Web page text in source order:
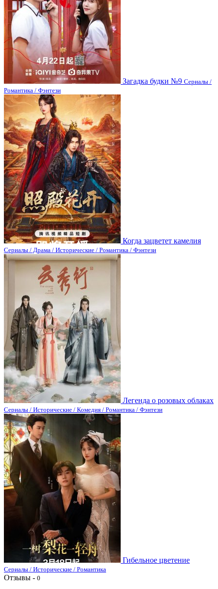
Загадка будки №9 Сериалы /
Романтика / Фэнтези
Когда зацветет камелия
Сериалы / Драма / Исторические / Романтика / Фэнтези
Легенда о розовых облаках
Сериалы / Исторические / Комедия / Романтика / Фэнтези
Гибельное цветение
Сериалы / Исторические / Романтика
Отзывы - 0